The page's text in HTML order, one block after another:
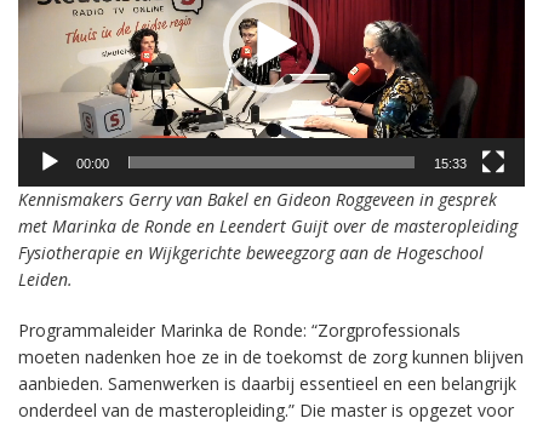
00:00 15:33
Kennismakers Gerry van Bakel en Gideon Roggeveen in gesprek
met Marinka de Ronde en Leendert Guijt over de masteropleiding
Fysiotherapie en Wijkgerichte beweegzorg aan de Hogeschool
Leiden.
Programmaleider Marinka de Ronde: “Zorgprofessionals
moeten nadenken hoe ze in de toekomst de zorg kunnen blijven
aanbieden. Samenwerken is daarbij essentieel en een belangrijk
onderdeel van de masteropleiding.” Die master is opgezet voor